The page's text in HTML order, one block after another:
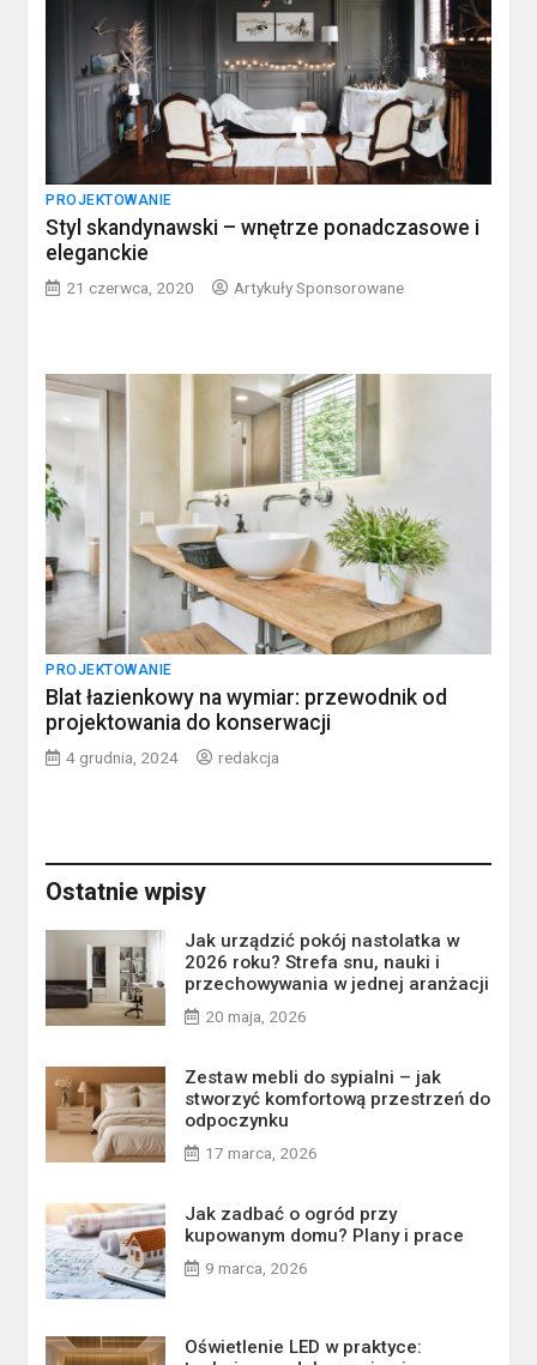
PROJEKTOWANIE
Styl skandynawski – wnętrze ponadczasowe i
eleganckie
21 czerwca, 2020 Artykuły Sponsorowane
PROJEKTOWANIE
Blat łazienkowy na wymiar: przewodnik od
projektowania do konserwacji
4 grudnia, 2024 redakcja
Ostatnie wpisy
Jak urządzić pokój nastolatka w
2026 roku? Strefa snu, nauki i
przechowywania w jednej aranżacji
20 maja, 2026
Zestaw mebli do sypialni – jak
stworzyć komfortową przestrzeń do
odpoczynku
17 marca, 2026
Jak zadbać o ogród przy
kupowanym domu? Plany i prace
9 marca, 2026
Oświetlenie LED w praktyce: